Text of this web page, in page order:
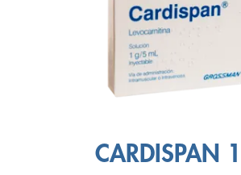
CARDISPAN